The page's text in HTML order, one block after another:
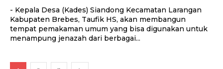
- Kepala Desa (Kades) Siandong Kecamatan Larangan
Kabupaten Brebes, Taufik HS, akan membangun
tempat pemakaman umum yang bisa digunakan untuk
menampung jenazah dari berbagai...